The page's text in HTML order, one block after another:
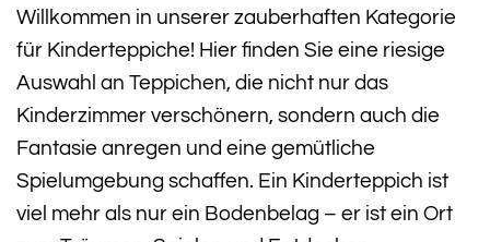
Willkommen in unserer zauberhaften Kategorie
für Kinderteppiche! Hier finden Sie eine riesige
Auswahl an Teppichen, die nicht nur das
Kinderzimmer verschönern, sondern auch die
Fantasie anregen und eine gemütliche
Spielumgebung schaffen. Ein Kinderteppich ist
viel mehr als nur ein Bodenbelag – er ist ein Ort